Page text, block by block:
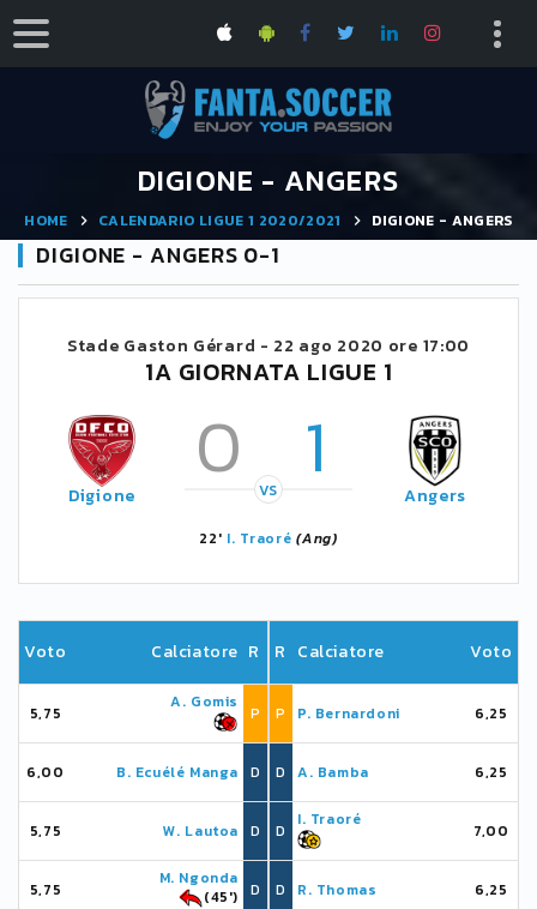
DIGIONE - ANGERS
HOME CALENDARIO LIGUE 1 2020/2021 DIGIONE - ANGERS
DIGIONE - ANGERS 0-1
Stade Gaston Gérard - 22 ago 2020 ore 17:00
1A GIORNATA LIGUE 1
Digione 0 1
VS Angers
22' I. Traoré (Ang)
Voto Calciatore R
5,75
A. Gomis
P
6,00 B. Ecuélé Manga D
5,75 W. Lautoa D
5,75
M. Ngonda
(45')
D
R Calciatore Voto
P P. Bernardoni 6,25
D A. Bamba 6,25
D
I. Traoré
7,00
D R. Thomas 6,25